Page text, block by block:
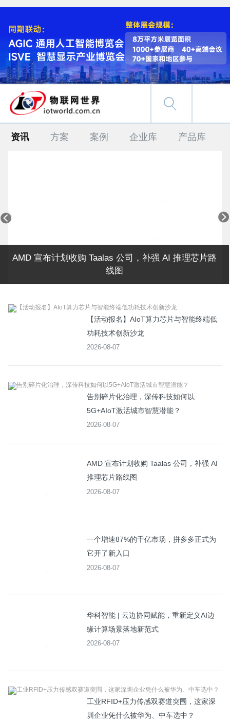
资讯 方案 案例 企业库 产品库
AMD 宣布计划收购 Taalas 公司，补强 AI 推理芯片路
线图
 
【活动报名】AIoT算力芯片与智能终端低
功耗技术创新沙龙
2026-08-07
告别碎片化治理，深传科技如何以
5G+AIoT激活城市智慧潜能？
2026-08-07
AMD 宣布计划收购 Taalas 公司，补强 AI
推理芯片路线图
2026-08-07
一个增速87%的千亿市场，拼多多正式为
它开了新入口
2026-08-07
华科智能 | 云边协同赋能，重新定义AI边
缘计算场景落地新范式
2026-08-07
工业RFID+压力传感双赛道突围，这家深
圳企业凭什么被华为、中车选中？